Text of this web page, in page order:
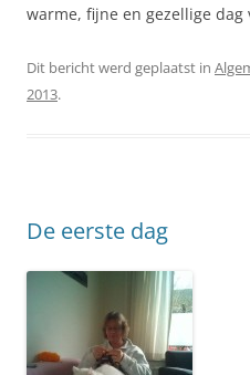
warme, fijne en gezellige
Dit bericht werd geplaatst in
2013.
De eerste dag